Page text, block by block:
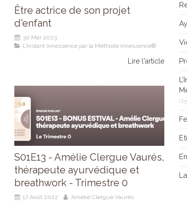
Être actrice de son projet
d'enfant
30 Mar 2023
L’Instant Innessence par la Méthode Innessence®
Lire l'article
S01E13 - Amélie Clergue Vaurés,
thérapeute ayurvédique et
breathwork - Trimestre 0
17 Août 2022
Amélie Clergue Vaurès